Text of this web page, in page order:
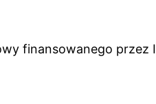
finansowanego